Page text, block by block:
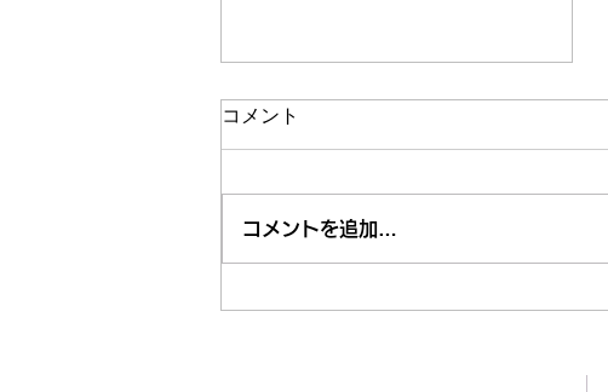
市内近隣のお祭り・お出かけ
コメント
コメントを追加…